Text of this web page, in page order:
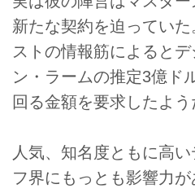
新たな契約を迫ってい
ストの情報筋によると
ン・ラームの推定3億ド
回る金額を要求したよ
人気、知名度ともに高
フ界にもっとも影響力